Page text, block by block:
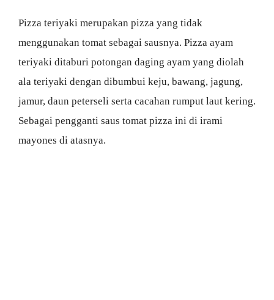
Pizza teriyaki merupakan pizza yang tidak
menggunakan tomat sebagai sausnya. Pizza ayam
teriyaki ditaburi potongan daging ayam yang diolah
ala teriyaki dengan dibumbui keju, bawang, jagung,
jamur, daun peterseli serta cacahan rumput laut kering.
Sebagai pengganti saus tomat pizza ini di irami
mayones di atasnya.